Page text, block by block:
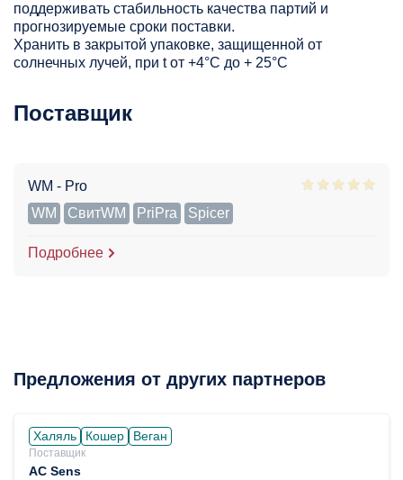
поддерживать стабильность качества партий и
прогнозируемые сроки поставки.
Хранить в закрытой упаковке, защищенной от
солнечных лучей, при t от +4°C до + 25°С
Поставщик
WM - Pro
WM
СвитWM PriPra Spicer
Подробнее
Предложения от других партнеров
Халяль Кошер Веган
Поставщик
AC Sens